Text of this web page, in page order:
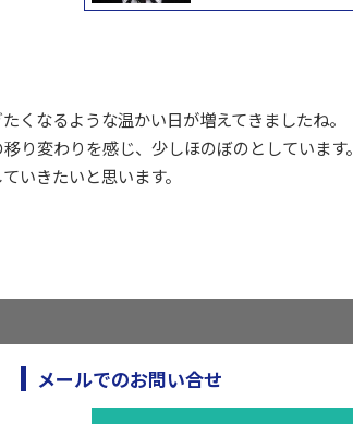
くなるような温かい日が増えてきましたね。
り変わりを感じ、少しほのぼのとしています。
いきたいと思います。
メールでのお問い合せ